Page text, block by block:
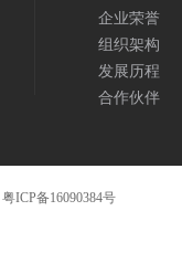
企业荣誉
组织架构
发展历程
合作伙伴
粤ICP备16090384号